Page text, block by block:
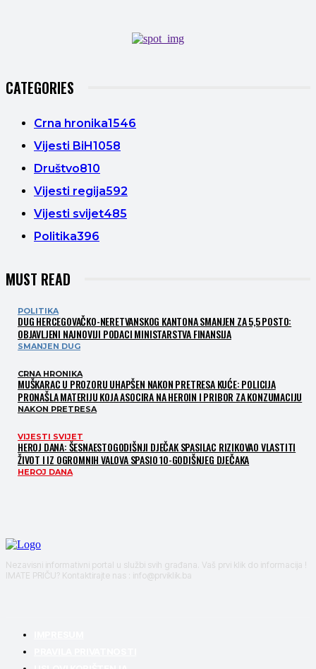
CATEGORIES
Crna hronika1546
Vijesti BiH1058
Društvo810
Vijesti regija592
Vijesti svijet485
Politika396
MUST READ
POLITIKA
DUG HERCEGOVAČKO-NERETVANSKOG KANTONA SMANJEN ZA 5,5 POSTO:
OBJAVLJENI NAJNOVIJI PODACI MINISTARSTVA FINANSIJA
SMANJEN DUG
CRNA HRONIKA
MUŠKARAC U PROZORU UHAPŠEN NAKON PRETRESA KUĆE: POLICIJA
PRONAŠLA MATERIJU KOJA ASOCIRA NA HEROIN I PRIBOR ZA KONZUMACIJU
NAKON PRETRESA
VIJESTI SVIJET
HEROJ DANA: ŠESNAESTOGODIŠNJI DJEČAK SPASILAC RIZIKOVAO VLASTITI
ŽIVOT I IZ OGROMNIH VALOVA SPASIO 10-GODIŠNJEG DJEČAKA
HEROJ DANA
Nezavisni informativni portal u službi svih građana. Vaš prvi klik do informacija !
IMATE PRIČU? Kontaktirajte nas : info@prviklik.ba